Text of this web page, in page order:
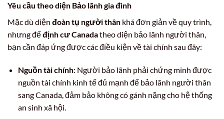
Yêu cầu theo diện Bảo lãnh gia đình
Mặc dù diện đoàn tụ người thân khá đơn giản về quy trình,
nhưng đểđịnh cư Canadatheo diện bảo lãnh người thân,
bạn cần đáp ứng được các điều kiện về tài chính sau đây:
Nguồn tài chính: Người bảo lãnh phải chứng minh được
nguồn tài chính kinh tế đủ mạnh để bảo lãnh người thân
sang Canada, đảm bảo không có gánh nặng cho hệ thống
an sinh xã hội.